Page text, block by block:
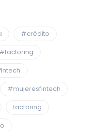
#crédito
#factoring
#mujeresfintech
factoring